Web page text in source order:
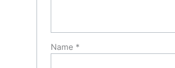
Name *